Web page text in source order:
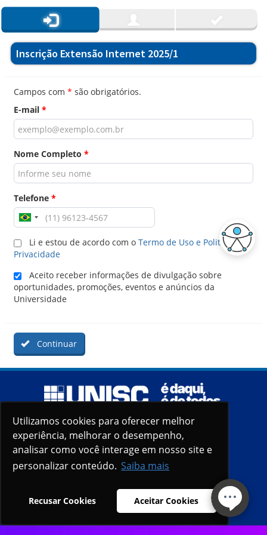
Utilizamos cookies para oferecer melhor
experiência, melhorar o desempenho,
analisar como você interage em nosso site e
personalizar conteúdo. Saiba mais
Recusar Cookies Aceitar Cookies
Utilizamos cookies para oferecer melhor
experiência, melhorar o desempenho,
analisar como você interage em nosso site e
personalizar conteúdo. Saiba mais
Recusar Cookies Aceitar Cookies
Inscrição Extensão Internet 2025/1
Campos com * são obrigatórios.
E-mail *
Nome Completo *
Telefone *
Li e estou de acordo com o Termo de Uso e Politica de
Privacidade
Aceito receber informações de divulgação sobre
oportunidades, promoções, eventos e anúncios da
Universidade
Continuar